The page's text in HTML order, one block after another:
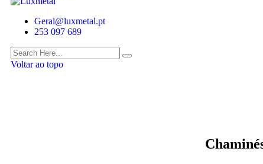
Geral@luxmetal.pt
253 097 689
Voltar ao topo